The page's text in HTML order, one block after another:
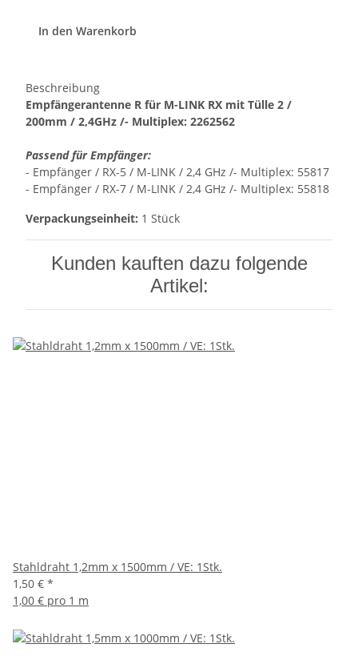
In den Warenkorb
Beschreibung
Empfängerantenne R für M-LINK RX mit Tülle 2 /
200mm / 2,4GHz /- Multiplex: 2262562
Passend für Empfänger:
- Empfänger / RX-5 / M-LINK / 2,4 GHz /- Multiplex: 55817
- Empfänger / RX-7 / M-LINK / 2,4 GHz /- Multiplex: 55818
Verpackungseinheit: 1 Stück
Kunden kauften dazu folgende
Artikel:
Stahldraht 1,2mm x 1500mm / VE: 1Stk.
1,50 € *
1,00 € pro 1 m